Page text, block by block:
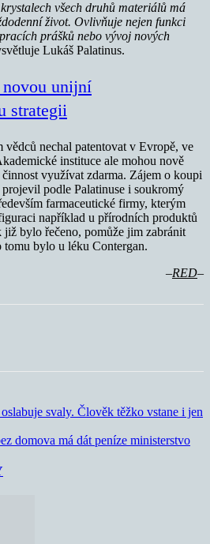
všech druhů materiálů má
život. Ovlivňuje nejen funkci
prášků nebo vývoj nových
Lukáš Palatinus.
unijní
strategii
nechal patentovat v Evropě, ve
instituce ale mohou nově
využívat zdarma. Zájem o koupi
podle Palatinuse i soukromý
farmaceutické firmy, kterým
například u přírodních produktů
bylo řečeno, pomůže jim zabránit
bylo u léku Contergan.
–RED–
svaly. Člověk těžko vstane i jen
domova má dát peníze ministerstvo